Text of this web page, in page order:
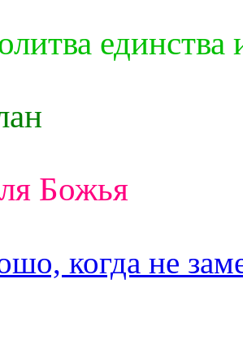
единства
Божья
когда не